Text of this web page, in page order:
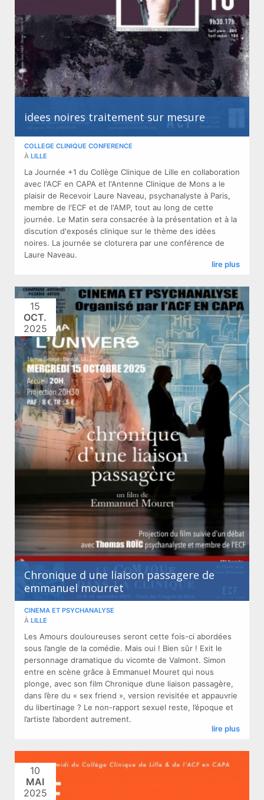
idees noires traitement sur mesure
COLLEGE CLINIQUE CONFERENCE
À LILLE
La Journée +1 du Collège Clinique de Lille en collaboration
avec l'ACF en CAPA et l'Antenne Clinique de Mons a le
plaisir de Recevoir Laure Naveau, psychanalyste à Paris,
membre de l'ECF et de l'AMP, tout au long de cette
journée. Le Matin sera consacrée à la présentation et à la
discution d'exposés clinique sur le thème des idées
noires. La journée se cloturera par une conférence de
Laure Naveau.
lire plus
15
OCT.
2025
Chronique d une liaison passagere de
emmanuel mourret
CINEMA ET PSYCHANALYSE
À LILLE
Les Amours douloureuses seront cette fois-ci abordées
sous l’angle de la comédie. Mais oui ! Bien sûr ! Exit le
personnage dramatique du vicomte de Valmont. Simon
entre en scène grâce à Emmanuel Mouret qui nous
plonge, avec son film Chronique d’une liaison passagère,
dans l’ère du « sex friend », version revisitée et appauvrie
du libertinage ? Le non-rapport sexuel reste, l’époque et
l’artiste l’abordent autrement.
lire plus
10
MAI
2025